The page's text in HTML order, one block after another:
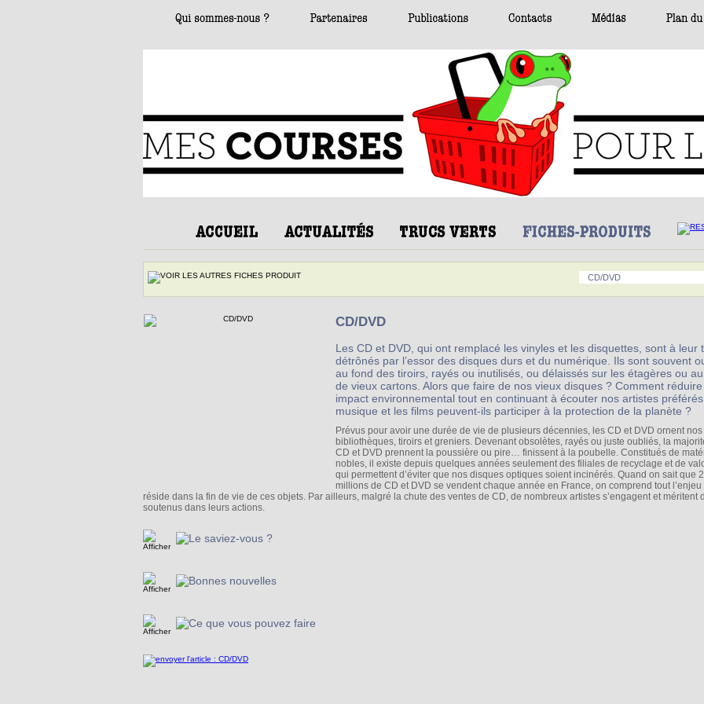
CD/DVD
CD/DVD
Les CD et DVD, qui ont remplacé les vinyles et les disquettes, sont à leur
détrônés par l’essor des disques durs et du numérique. Ils sont souvent
au fond des tiroirs, rayés ou inutilisés, ou délaissés sur les étagères ou
de vieux cartons. Alors que faire de nos vieux disques ? Comment
impact environnemental tout en continuant à écouter nos artistes
musique et les films peuvent-ils participer à la protection de la planète ?
Prévus pour avoir une durée de vie de plusieurs décennies, les CD et DVD ornent nos
bibliothèques, tiroirs et greniers. Devenant obsolètes, rayés ou juste oubliés, la
CD et DVD prennent la poussière ou pire… finissent à la poubelle. Constitués de
nobles, il existe depuis quelques années seulement des filiales de recyclage et de
qui permettent d’éviter que nos disques optiques soient incinérés. Quand on sait que
millions de CD et DVD se vendent chaque année en France, on comprend tout l’enjeu
réside dans la fin de vie de ces objets. Par ailleurs, malgré la chute des ventes de CD, de nombreux artistes s’engagent et méritent
soutenus dans leurs actions.